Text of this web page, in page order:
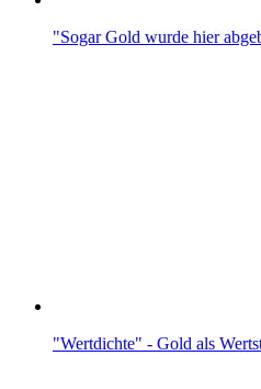
"Sogar Gold wurde hier
"Wertdichte" - Gold als